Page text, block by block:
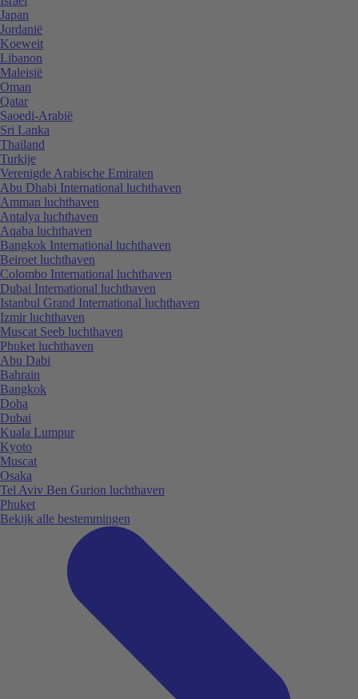
Japan
Jordanië
Koeweit
Libanon
Maleisië
Oman
Qatar
Saoedi-Arabië
Sri Lanka
Thailand
Turkije
Verenigde Arabische Emiraten
Abu Dhabi International luchthaven
Amman luchthaven
Antalya luchthaven
Aqaba luchthaven
Bangkok International luchthaven
Beiroet luchthaven
Colombo International luchthaven
Dubai International luchthaven
Istanbul Grand International luchthaven
Izmir luchthaven
Muscat Seeb luchthaven
Phuket luchthaven
Abu Dabi
Bahrain
Bangkok
Doha
Dubai
Kuala Lumpur
Kyoto
Muscat
Osaka
Tel Aviv Ben Gurion luchthaven
Phuket
Bekijk alle bestemmingen